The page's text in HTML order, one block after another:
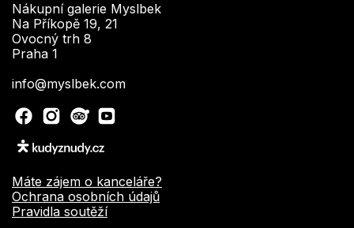
Nákupní galerie Myslbek
Na Příkopě 19, 21
Ovocný trh 8
Praha 1
info@myslbek.com
Máte zájem o kanceláře?
Ochrana osobních údajů
Pravidla soutěží